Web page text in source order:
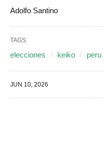
Adolfo Santino
TAGS:
elecciones keiko peru
JUN 10, 2026